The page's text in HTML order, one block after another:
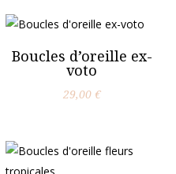
Boucles d’oreille ex-
voto
29,00 €